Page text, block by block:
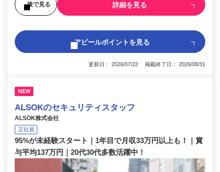
後で見る 詳細を見る
アピールポイントを見る
更新日： 2026/07/22 掲載終了日： 2026/08/31
NEW
ALSOKのセキュリティスタッフ
ALSOK株式会社
正社員
95%が未経験スタート｜1年目で月収33万円以上も！｜賞
与平均137万円｜20代30代多数活躍中！